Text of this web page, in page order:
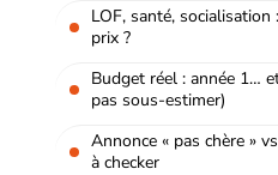
LOF, santé, socialisation :
prix ?
Budget réel : année 1… et après
pas sous-estimer)
Annonce « pas chère » vs
à checker